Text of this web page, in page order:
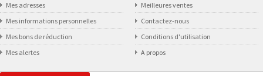
Mes adresses
Mes informations personnelles
Mes bons de réduction
Mes alertes
Meilleures ventes
Contactez-nous
Conditions d'utilisation
A propos